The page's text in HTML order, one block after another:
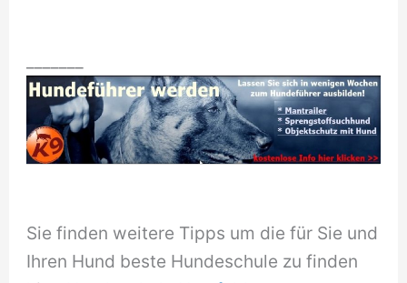
Sie finden weitere Tipps um die für Sie und
Ihren Hund beste Hundeschule zu finden